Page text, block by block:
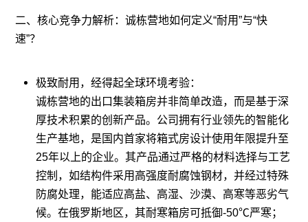
二、核心竞争力解析：诚栋营地如何定义“耐用”与“快
速”？
极致耐用，经得起全球环境考验：
诚栋营地的出口集装箱房并非简单改造，而是基于深
厚技术积累的创新产品。公司拥有行业领先的智能化
生产基地，是国内首家将箱式房设计使用年限提升至
25年以上的企业。其产品通过严格的材料选择与工艺
控制，如结构件采用高强度耐腐蚀钢材，并经过特殊
防腐处理，能适应高盐、高湿、沙漠、高寒等恶劣气
候。在俄罗斯地区，其耐寒箱房可抵御-50℃严寒；